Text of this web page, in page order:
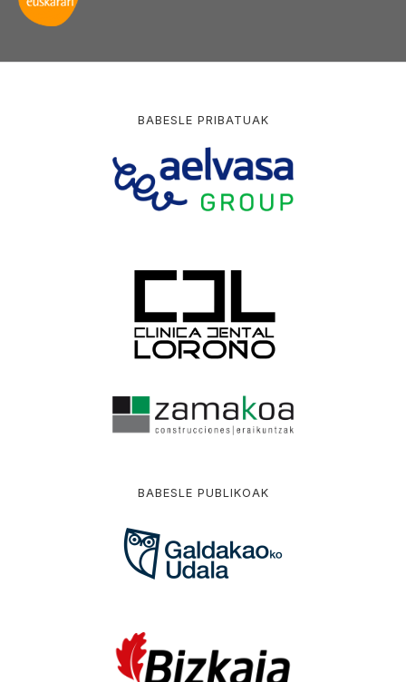
BABESLE PRIBATUAK
BABESLE PUBLIKOAK